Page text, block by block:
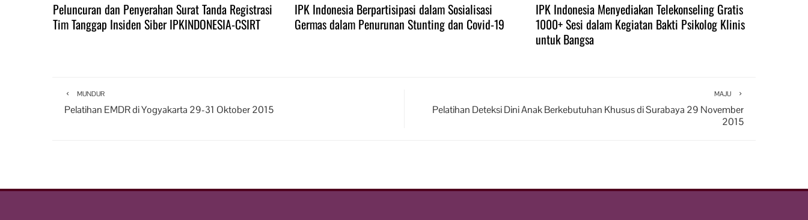
Peluncuran dan Penyerahan Surat Tanda Registrasi
Tim Tanggap Insiden Siber IPKINDONESIA-CSIRT
IPK Indonesia Berpartisipasi dalam Sosialisasi
Germas dalam Penurunan Stunting dan Covid-19
IPK Indonesia Menyediakan Telekonseling Gratis
1000+ Sesi dalam Kegiatan Bakti Psikolog Klinis
untuk Bangsa
MUNDUR
Pelatihan EMDR di Yogyakarta 29-31 Oktober 2015
MAJU
Pelatihan Deteksi Dini Anak Berkebutuhan Khusus di Surabaya 29 November
2015